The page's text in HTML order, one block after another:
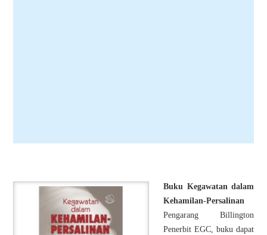
Buku Kegawatan dalam
Kehamilan-Persalinan
Pengarang Billington
Penerbit EGC, buku dapat